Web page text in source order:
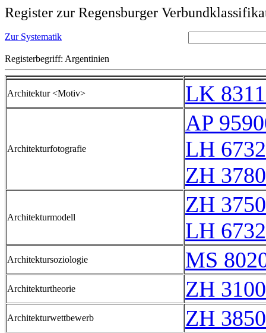
Register zur Regensburger
Zur Systematik
Registerbegriff: Argentinien
Architektur <Motiv> LK
Architekturfotografie
AP
LH
ZH 3780
Architekturmodell
ZH 3750
LH
Architektursoziologie MS
Architekturtheorie ZH 3100
Architekturwettbewerb ZH 3850